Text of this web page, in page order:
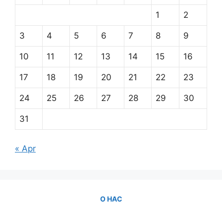
1 2
3 4 5 6 7 8 9
10 11 12 13 14 15 16
17 18 19 20 21 22 23
24 25 26 27 28 29 30
31
« Apr
О НАС